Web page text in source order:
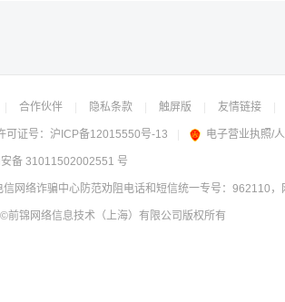
合作伙伴 隐私条款 触屏版 友情链接
可证号： 沪ICP备12015550号-13 电子营业执照/
备 31011502002551 号
信网络诈骗中心防范劝阻电话和短信统一专号：962110
©前锦网络信息技术（上海）有限公司 版权所有